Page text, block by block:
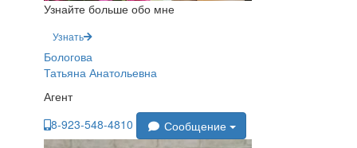
Узнайте больше обо мне
Узнать
Бологова
Татьяна Анатольевна
Агент
8-923-548-4810
Сообщение